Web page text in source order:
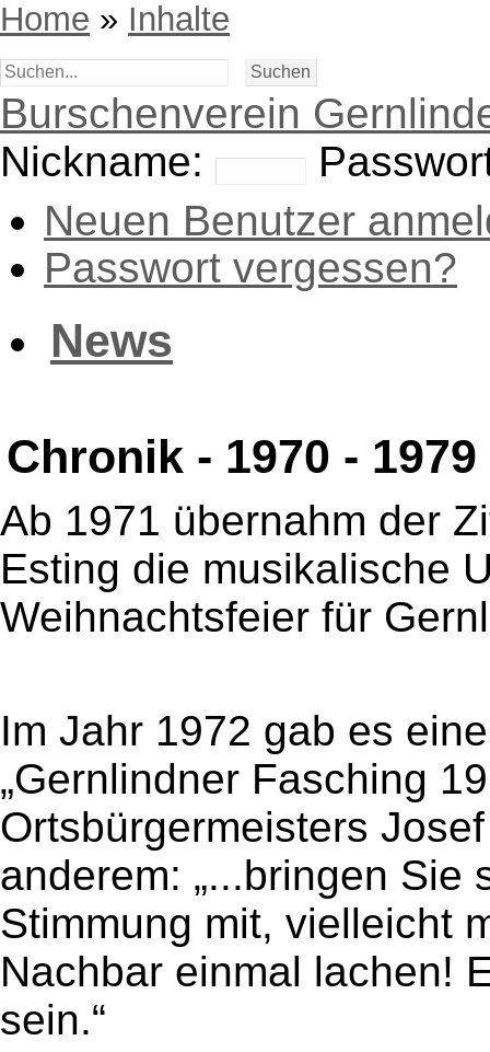
Home » Inhalte
Burschenverein
Nickname:
Neuen Benutzer
Passwort vergessen?
News
Chronik - 1970 - 1979
Ab 1971 übernahm der
Esting die musikalische
Weihnachtsfeier für
Im Jahr 1972 gab es
„Gernlindner Fasching
Ortsbürgermeisters
anderem: „...bringen Sie
Stimmung mit, vielleicht
Nachbar einmal lachen!
sein.“